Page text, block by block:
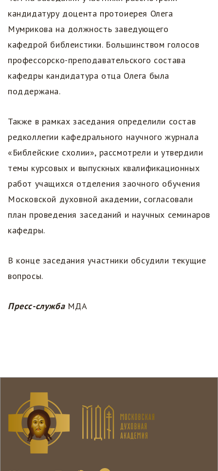
кандидатуру доцента протоиерея Олега
Мумрикова на должность заведующего
кафедрой библеистики. Большинством голосов
профессорско-преподавательского состава
кафедры кандидатура отца Олега была
поддержана.
Также в рамках заседания определили состав
редколлегии кафедрального научного журнала
«Библейские схолии», рассмотрели и утвердили
темы курсовых и выпускных квалификационных
работ учащихся отделения заочного обучения
Московской духовной академии, согласовали
план проведения заседаний и научных семинаров
кафедры.
В конце заседания участники обсудили текущие
вопросы.
Пресс-служба МДА